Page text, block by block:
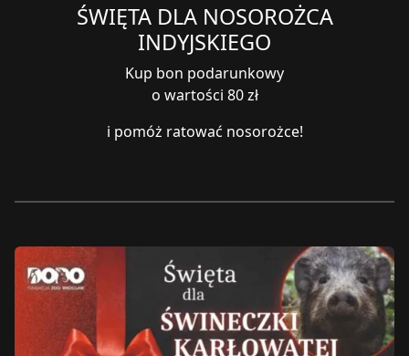
ŚWIĘTA DLA NOSOROŻCA
INDYJSKIEGO
Kup bon podarunkowy
o wartości 80 zł
i pomóż ratować nosorożce!